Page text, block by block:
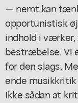
— nemt kan
opportunistisk
indhold i
bestræbelse. Vi
for den slags.
ende
Ikke sådan at